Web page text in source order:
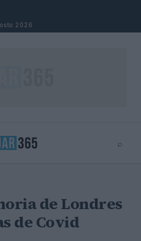
2026
⌕
de Londres
de Covid